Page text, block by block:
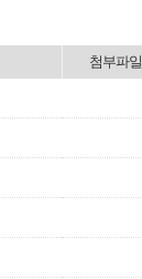
첨부파일